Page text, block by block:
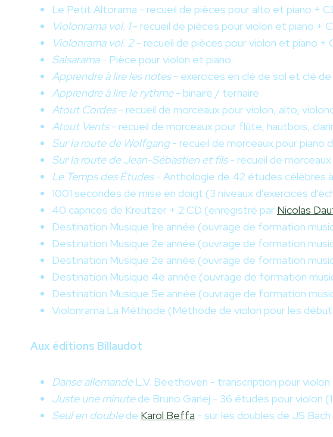
Le Petit Altorama - recueil de pièces pour alto et piano +
Violonrama vol. 1- recueil de pièces pour violon et piano +
Violonrama vol. 2- recueil de pièces pour violon et piano +
Salsarama- Pièce pour violon et piano
Apprendre à lire les notes- exercices en clé de sol et clé
Apprendre à lire le rythme- binaire / ternaire
Atout Cordes- recueil de morceaux pour violon, alto,
Atout Vents- recueil de morceaux pour flûte, hautbois,
Sur la route de Wolfgang- recueil de morceaux pour
Sur la route de Jean-Sébastien et fils- recueil de
Le Temps des Études- Anthologie de 42 études célèbres à
1001 secondes de mise en doigt (3 niveaux d'exercices
40 caprices de Kreutzer + 2 CD (enregistré par Nicolas
Destination Musique 1re année (ouvrage de formation
Destination Musique 2e année (ouvrage de formation
Destination Musique 2e année (ouvrage de formation
Destination Musique 4e année (ouvrage de formation
Destination Musique 5e année (ouvrage de formation
Violonrama La Méthode (Méthode de violon pour les
Aux éditions Billaudot
Danse allemandeL.V. Beethoven - transcription pour violon
Juste une minutede Bruno Garlej - 36 études pour violon
Seul en doublede Karol Beffa - sur les doubles de JS